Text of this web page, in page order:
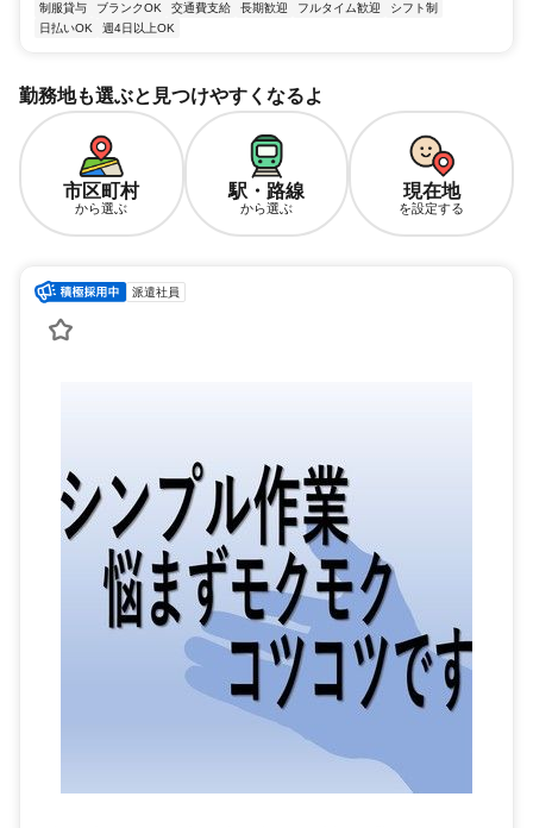
制服貸与
ブランクOK 交通費支給 長期歓迎 フルタイム歓迎
シフト制
日払いOK
週4日以上OK
勤務地も選ぶと見つけやすくなるよ
市区町村
から選ぶ
駅・路線
から選ぶ
現在地
を設定する
派遣社員